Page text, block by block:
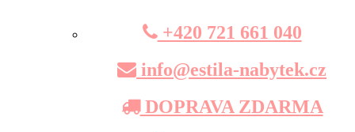
+420 721 661 040
info@estila-nabytek.cz
DOPRAVA ZDARMA